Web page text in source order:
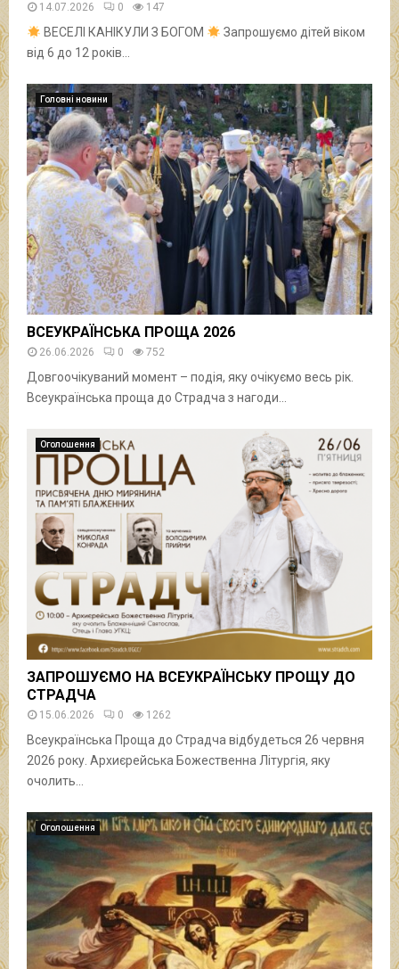
14.07.2026 0 147
ВЕСЕЛІ КАНІКУЛИ З БОГОМ
Запрошуємо дітей віком
від 6 до 12 років...
Головні новини
ВСЕУКРАЇНСЬКА ПРОЩА 2026
26.06.2026 0 752
Довгоочікуваний момент – подія, яку очікуємо весь рік.
Всеукраїнська проща до Страдча з нагоди...
Оголошення
ЗАПРОШУЄМО НА ВСЕУКРАЇНСЬКУ ПРОЩУ ДО
СТРАДЧА
15.06.2026 0 1262
Всеукраїнська Проща до Страдча відбудеться 26 червня
2026 року. Архиєрейська Божественна Літургія, яку
очолить...
Оголошення